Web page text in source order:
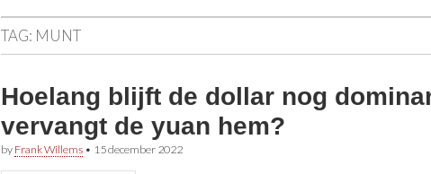
TAG: MUNT
Hoelang blijft de dollar nog
vervangt de yuan hem?
by Frank Willems • 15 december 2022